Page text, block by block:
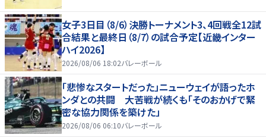
女子3日目（8/6）決勝トーナメント3、4回戦全12試
合結果と最終日（8/7）の試合予定【近畿インター
ハイ2026】
2026/08/06 18:02バレーボール
「悲惨なスタートだった」ニューウェイが語ったホ
ンダとの共闘 大苦戦が続くも「そのおかげで緊
密な協力関係を築けた」
2026/08/06 06:10バレーボール